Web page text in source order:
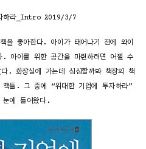
하라_Intro 2019/3/7
을 좋아한다. 아이가 태어나기 전에 와이
아이를 위한 공간을 마련하려면 어쩔 수
. 화장실에 가는데 심심할까봐 책장의 책
들. 그 중에 “위대한 기업에 투자하라”
눈에 들어왔다.